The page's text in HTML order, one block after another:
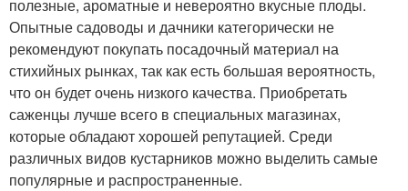
полезные, ароматные и невероятно вкусные плоды.
Опытные садоводы и дачники категорически не
рекомендуют покупать посадочный материал на
стихийных рынках, так как есть большая вероятность,
что он будет очень низкого качества. Приобретать
саженцы лучше всего в специальных магазинах,
которые обладают хорошей репутацией. Среди
различных видов кустарников можно выделить самые
популярные и распространенные.